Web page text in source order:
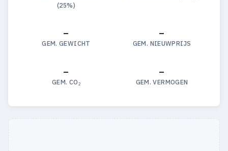
(25%)
—
GEM. GEWICHT
—
GEM. NIEUWPRIJS
—
GEM. CO₂
—
GEM. VERMOGEN